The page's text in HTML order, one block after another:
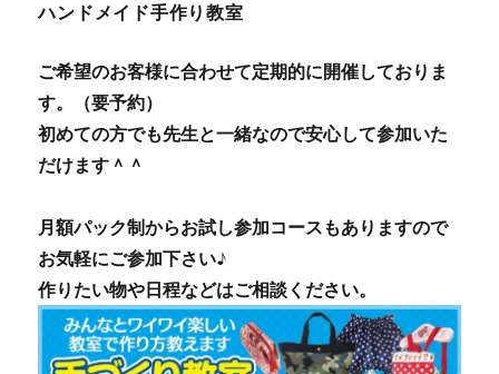
ハンドメイド手作り教室
ご希望のお客様に合わせて定期的に開催しておりま
す。（要予約）
初めての方でも先生と一緒なので安心して参加いた
だけます＾＾
月額パック制からお試し参加コースもありますので
お気軽にご参加下さい♪
作りたい物や日程などはご相談ください。